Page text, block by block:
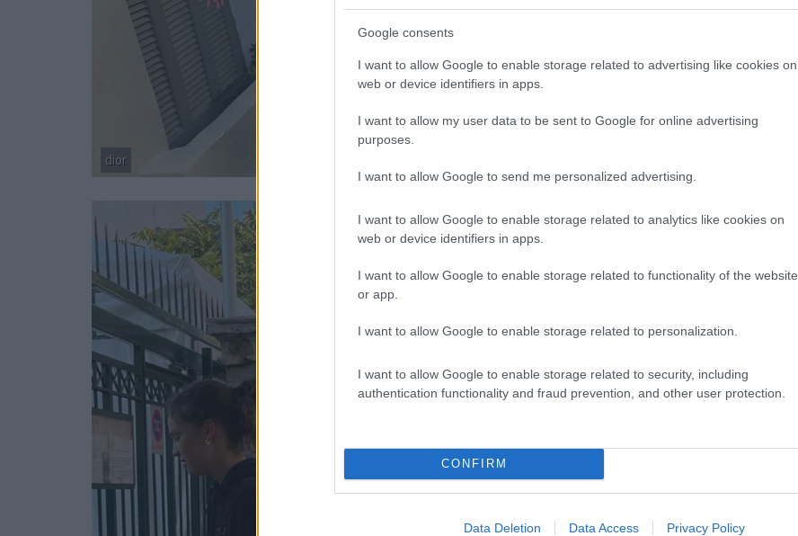
Google consents
I want to allow Google to enable storage related to advertising like cookies on
web or device identifiers in apps.
I want to allow my user data to be sent to Google for online advertising
purposes.
I want to allow Google to send me personalized advertising.
I want to allow Google to enable storage related to analytics like cookies on
web or device identifiers in apps.
I want to allow Google to enable storage related to functionality of the website
or app.
I want to allow Google to enable storage related to personalization.
I want to allow Google to enable storage related to security, including
authentication functionality and fraud prevention, and other user protection.
CONFIRM
Data Deletion Data Access Privacy Policy
dior
Copyright: Γεώργιος Παπαϊωάννου